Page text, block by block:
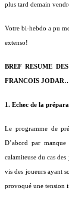
plus tard demain
Votre bi-hebdo a pu
extenso!
BREF RESUME
FRANCOIS
1. Echec de la
Le programme de
D’abord par
calamiteuse du cas
vis des joueurs ayant
provoqué une tension